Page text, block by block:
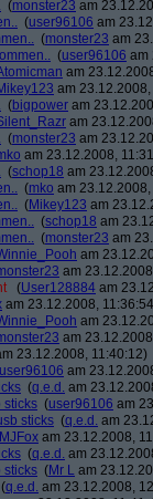
(monster23 am
(user96106 am
(monster23 am
(user96106 am
am
am
(bigpower am
am
(monster23 am
am 23.12.2008,
(schop18 am
(mko am
(Mikey123 am
(schop18 am
(monster23 am
am
am
(User128884 am
am 23.12.2008,
am
am
23.12.2008, 11:40:12)
user96106 am
(q.e.d. am
sticks (user96106 am
sticks (q.e.d. am
MJFox am 23.12.2008,
(q.e.d. am
sticks (Mr L am
(q.e.d. am 23.12.2008,